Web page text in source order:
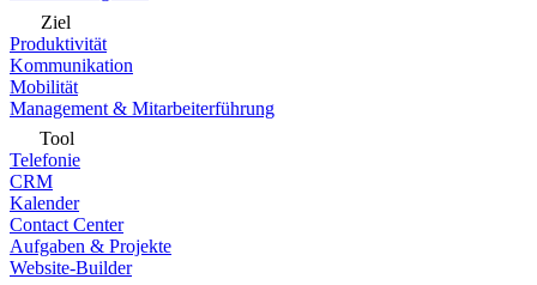
Ziel
Produktivität
Kommunikation
Mobilität
Management & Mitarbeiterführung
Tool
Telefonie
CRM
Kalender
Contact Center
Aufgaben & Projekte
Website-Builder